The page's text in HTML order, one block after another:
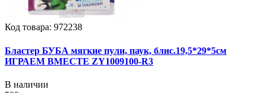
Код товара: 972238
Бластер БУБА мягкие пули, паук, блис.19,5*29*5см
ИГРАЕМ ВМЕСТЕ ZY1009100-R3
В наличии